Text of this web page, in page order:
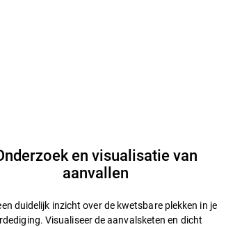
en visualisatie van
aanvallen
duidelijk inzicht over de kwetsbare plekken in je
Visualiseer de aanvalsketen en dicht